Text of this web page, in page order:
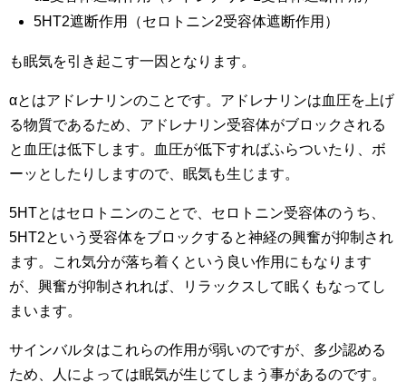
5HT2遮断作用（セロトニン2受容体遮断作用）
も眠気を引き起こす一因となります。
αとはアドレナリンのことです。アドレナリンは血圧を上げ
る物質であるため、アドレナリン受容体がブロックされる
と血圧は低下します。血圧が低下すればふらついたり、ボ
ーッとしたりしますので、眠気も生じます。
5HTとはセロトニンのことで、セロトニン受容体のうち、
5HT2という受容体をブロックすると神経の興奮が抑制され
ます。これ気分が落ち着くという良い作用にもなります
が、興奮が抑制されれば、リラックスして眠くもなってし
まいます。
サインバルタはこれらの作用が弱いのですが、多少認める
ため、人によっては眠気が生じてしまう事があるのです。